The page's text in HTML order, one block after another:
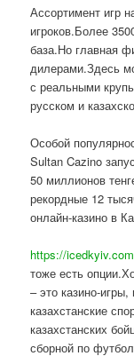
Ассортимент игр
игроков.Более
база.Но главная
дилерами.Здесь
с реальными
русском и
Особой
Sultan Cazino
50 миллионов
рекордные 12
онлайн-казино в
https://
тоже есть
– это казино-
казахстанские
казахстанских
сборной по